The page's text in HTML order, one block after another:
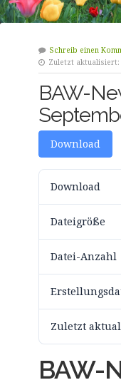
Schreib einen
Zuletzt aktualisiert:
BAW-
Download
Download
Dateigröße
Datei-Anzahl
Zuletzt
BAW-